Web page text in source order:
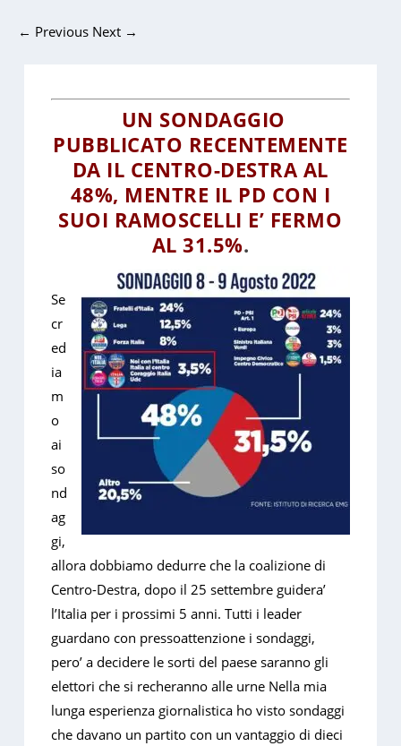
← Previous Next →
UN SONDAGGIO
PUBBLICATO RECENTEMENTE
DA IL CENTRO-DESTRA AL
48%, MENTRE IL PD CON I
SUOI RAMOSCELLI E’ FERMO
AL 31.5%.
Se
cr
ed
ia
m
o
ai
so
nd
ag
gi,
allora dobbiamo dedurre che la coalizione di
Centro-Destra, dopo il 25 settembre guidera’
l’Italia per i prossimi 5 anni. Tutti i leader
guardano con pressoattenzione i sondaggi,
pero’ a decidere le sorti del paese saranno gli
elettori che si recheranno alle urne Nella mia
lunga esperienza giornalistica ho visto sondaggi
che davano un partito con un vantaggio di dieci